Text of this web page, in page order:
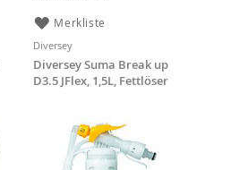
Merkliste
Diversey
Diversey Suma Break up
D3.5 JFlex, 1,5L, Fettlöser